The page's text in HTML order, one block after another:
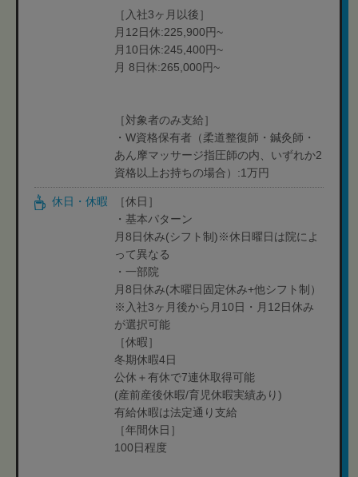
［入社3ヶ月以後］
月12日休:225,900円~
月10日休:245,400円~
月 8日休:265,000円~
［対象者のみ支給］
・W資格保有者（柔道整復師・鍼灸師・
あん摩マッサージ指圧師の内、いずれか2
資格以上お持ちの場合）:1万円
休日・休暇
［休日］
・基本パターン
月8日休み(シフト制)※休日曜日は院によ
って異なる
・一部院
月8日休み(木曜日固定休み+他シフト制）
※入社3ヶ月後から月10日・月12日休み
が選択可能
［休暇］
冬期休暇4日
公休＋有休で7連休取得可能
(産前産後休暇/育児休暇実績あり)
有給休暇は法定通り支給
［年間休日］
100日程度